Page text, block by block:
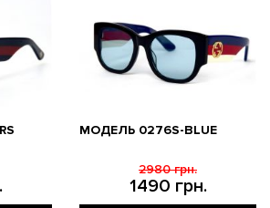
МОДЕЛЬ 0276S-BLUE
1490 грн.
2980 грн.